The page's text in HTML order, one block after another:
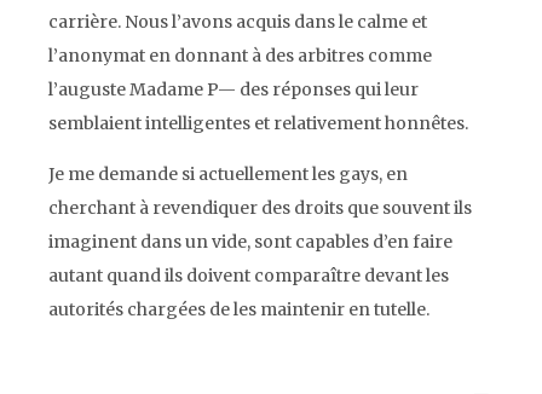
carrière. Nous l’avons acquis dans le calme et
l’anonymat en donnant à des arbitres comme
l’auguste Madame P— des réponses qui leur
semblaient intelligentes et relativement honnêtes.
Je me demande si actuellement les gays, en
cherchant à revendiquer des droits que souvent ils
imaginent dans un vide, sont capables d’en faire
autant quand ils doivent comparaître devant les
autorités chargées de les maintenir en tutelle.